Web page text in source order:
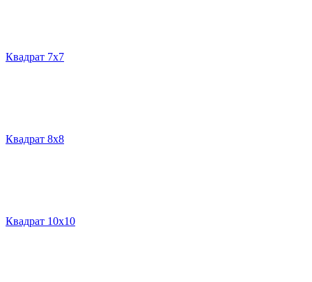
Квадрат 7х7
Квадрат 8х8
Квадрат 10х10